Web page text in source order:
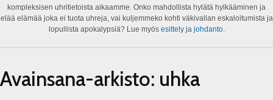
kompleksisen uhritietoista aikaamme. Onko mahdollista hylätä hylkääminen ja
elää elämää joka ei tuota uhreja, vai kuljemmeko kohti väkivallan eskaloitumista ja
lopullista apokalypsiä? Lue myös esittelyja johdanto.
Avainsana-arkisto: uhka